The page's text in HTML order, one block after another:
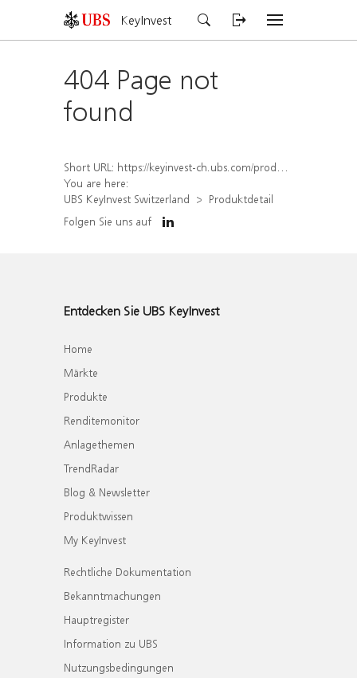
KeyInvest
404 Page not
found
Short URL: https://keyinvest-ch.ubs.com/produkt/detail/index/isin/CH1570362728
You are here:
UBS KeyInvest Switzerland
Produktdetail
Folgen Sie uns auf
Entdecken Sie UBS KeyInvest
Home
Märkte
Produkte
Renditemonitor
Anlagethemen
TrendRadar
Blog & Newsletter
Produktwissen
My KeyInvest
Rechtliche Dokumentation
Bekanntmachungen
Hauptregister
Information zu UBS
Nutzungsbedingungen